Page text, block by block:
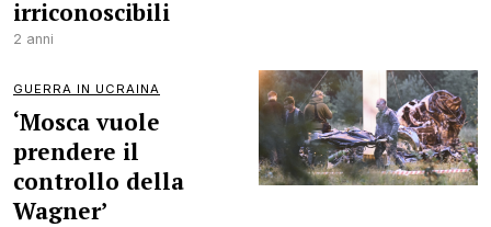
irriconoscibili
2 anni
GUERRA IN UCRAINA
‘Mosca vuole
prendere il
controllo della
Wagner’